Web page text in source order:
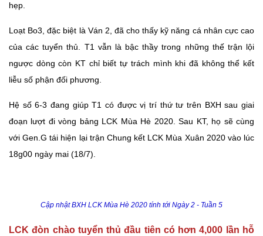
hẹp.
Loạt Bo3, đặc biệt là Ván 2, đã cho thấy kỹ năng cá nhân cực cao
của các tuyển thủ. T1 vẫn là bậc thầy trong những thế trận lội
ngược dòng còn KT chỉ biết tự trách mình khi đã không thể kết
liễu số phận đối phương.
Hệ số 6-3 đang giúp T1 có được vị trí thứ tư trên BXH sau giai
đoạn lượt đi vòng bảng LCK Mùa Hè 2020. Sau KT, họ sẽ cùng
với Gen.G tái hiện lại trận Chung kết LCK Mùa Xuân 2020 vào lúc
18g00 ngày mai (18/7).
Cập nhật BXH LCK Mùa Hè 2020 tính tới Ngày 2 - Tuần 5
LCK đòn chào tuyển thủ đầu tiên có hơn 4,000 lần hỗ